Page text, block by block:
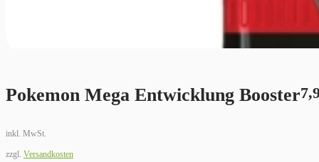
Pokemon Mega Entwicklung Booster
inkl. MwSt.
zzgl. Versandkosten